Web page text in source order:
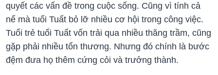
quyết các vấn đề trong cuộc sống. Cũng vì tính cả
nể mà tuổi Tuất bỏ lỡ nhiều cơ hội trong công việc.
Tuổi trẻ tuổi Tuất vốn trải qua nhiều thăng trầm, cũng
gặp phải nhiều tổn thương. Nhưng đó chính là bước
đệm đưa họ thêm cứng cỏi và trưởng thành.